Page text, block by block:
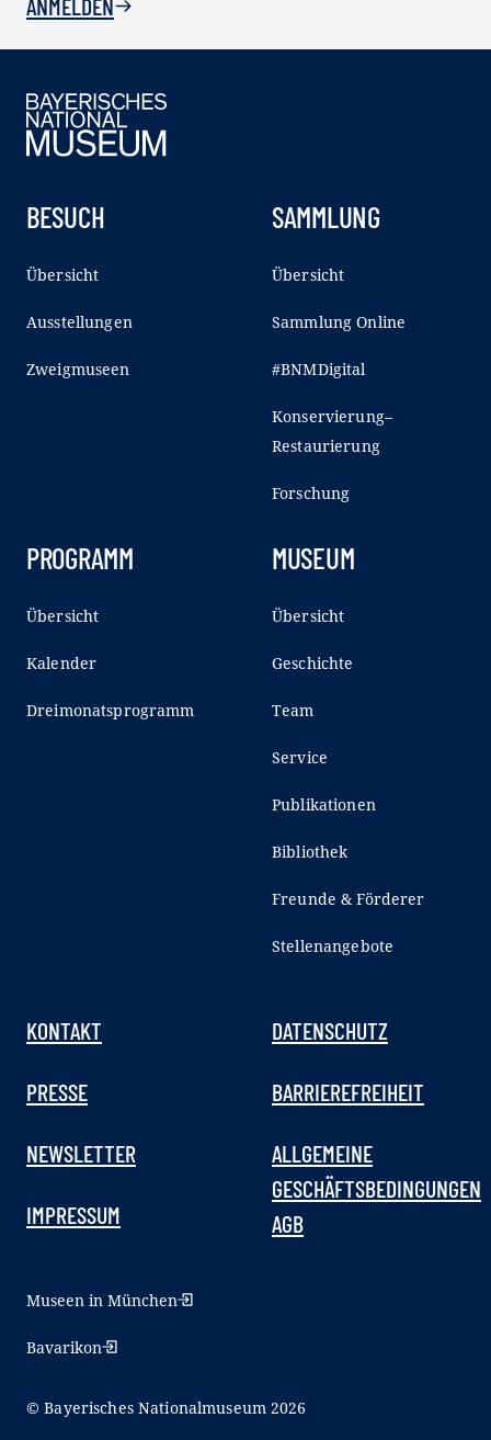
ANMELDEN
BESUCH
Übersicht
Ausstellungen
Zweigmuseen
SAMMLUNG
Übersicht
Sammlung Online
#BNMDigital
Konservierung–
Restaurierung
Forschung
PROGRAMM
Übersicht
Kalender
Dreimonatsprogramm
MUSEUM
Übersicht
Geschichte
Team
Service
Publikationen
Bibliothek
Freunde & Förderer
Stellenangebote
KONTAKT
PRESSE
NEWSLETTER
IMPRESSUM
DATENSCHUTZ
BARRIEREFREIHEIT
ALLGEMEINE
GESCHÄFTSBEDINGUNGEN
AGB
Museen in München
Bavarikon
© Bayerisches Nationalmuseum 2026